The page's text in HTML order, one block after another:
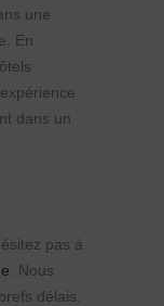
une
En
dans un
pas à
. Nous
délais.